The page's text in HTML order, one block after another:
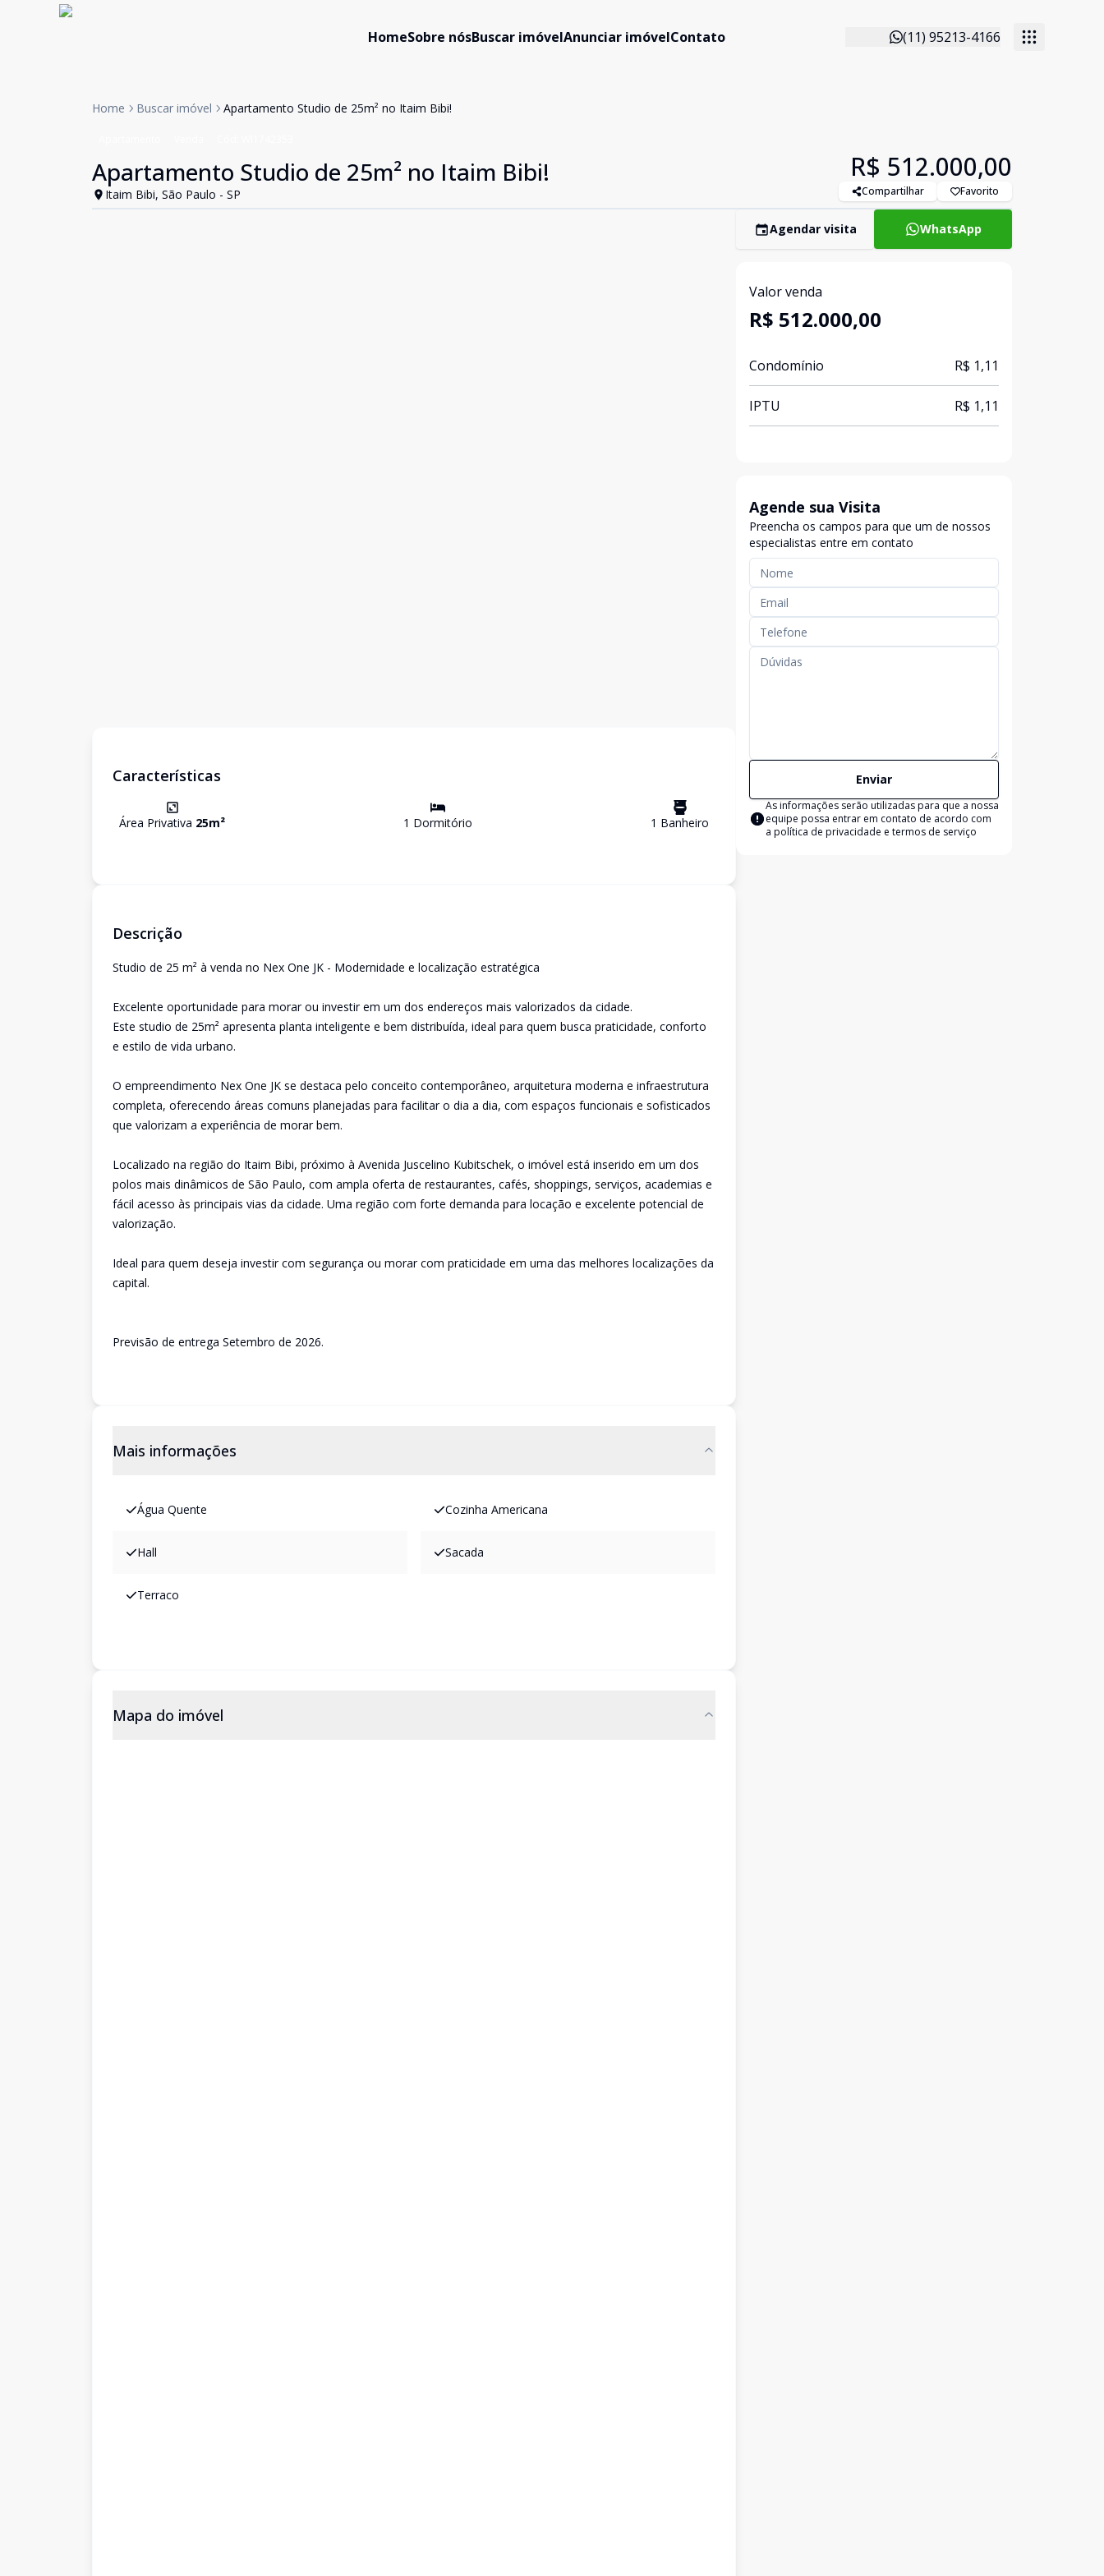
HomeSobre nósBuscar imóvelAnunciar imóvelContato (11) 95213-4166
Home Buscar imóvel Apartamento Studio de 25m² no Itaim Bibi!
Apartamento Studio de 25m² no Itaim Bibi!
Itaim Bibi, São Paulo - SP
R$ 512.000,00
Compartilhar Favorito
Características
Área Privativa 25m² 1 Dormitório 1 Banheiro
Descrição
Studio de 25 m² à venda no Nex One JK - Modernidade e localização estratégica
Excelente oportunidade para morar ou investir em um dos endereços mais valorizados da cidade.
Este studio de 25m² apresenta planta inteligente e bem distribuída, ideal para quem busca praticidade, conforto
e estilo de vida urbano.
O empreendimento Nex One JK se destaca pelo conceito contemporâneo, arquitetura moderna e infraestrutura
completa, oferecendo áreas comuns planejadas para facilitar o dia a dia, com espaços funcionais e sofisticados
que valorizam a experiência de morar bem.
Localizado na região do Itaim Bibi, próximo à Avenida Juscelino Kubitschek, o imóvel está inserido em um dos
polos mais dinâmicos de São Paulo, com ampla oferta de restaurantes, cafés, shoppings, serviços, academias e
fácil acesso às principais vias da cidade. Uma região com forte demanda para locação e excelente potencial de
valorização.
Ideal para quem deseja investir com segurança ou morar com praticidade em uma das melhores localizações da
capital.
Previsão de entrega Setembro de 2026.
Mais informações
Água Quente Cozinha Americana
Hall Sacada
Terraco
Mapa do imóvel
Agendar visita WhatsApp
Valor venda
R$ 512.000,00
Condomínio R$ 1,11
IPTU R$ 1,11
Agende sua Visita
Preencha os campos para que um de nossos
especialistas entre em contato
Enviar
As informações serão utilizadas para que a nossa
equipe possa entrar em contato de acordo com
a política de privacidade e termos de serviço